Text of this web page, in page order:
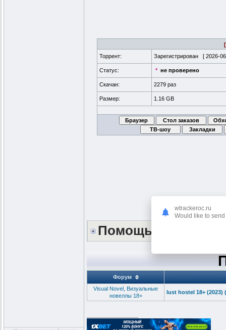
Торрент:
Зарегистрирован [ 2026-
Статус: * не проверено
Скачан: 2279 раз
Размер: 1.16 GB
Помощь сайту
Форум
Visual Novel, Визуальные
новеллы 18+
lust hostel 18+ (2023)
wtrackeroc.ru
Would like to